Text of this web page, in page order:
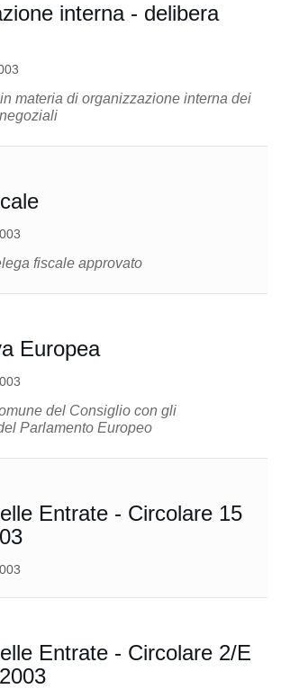
interna - delibera
materia di organizzazione interna dei
fiscale approvato
Europea
del Consiglio con gli
Parlamento Europeo
Entrate - Circolare 15
Entrate - Circolare 2/E